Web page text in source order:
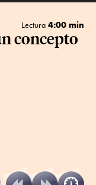
Lectura 4:00 min
concepto